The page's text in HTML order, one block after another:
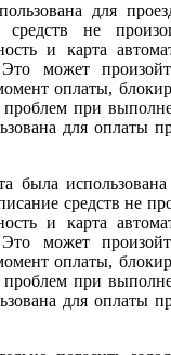
для
средств не
и карта
может
оплаты,
при
для оплаты
была
средств не
и карта
может
оплаты,
при
для оплаты